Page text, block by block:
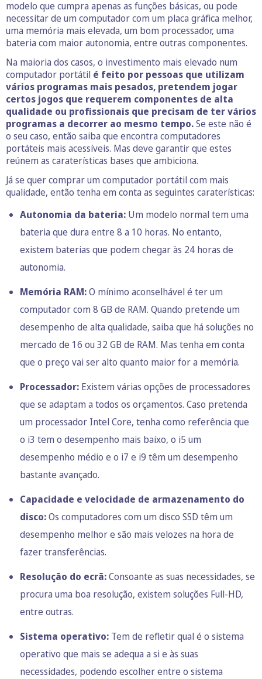
modelo que cumpra apenas as funções básicas, ou pode
necessitar de um computador com um placa gráfica melhor,
uma memória mais elevada, um bom processador, uma
bateria com maior autonomia, entre outras componentes.
Na maioria dos casos, o investimento mais elevado num
computador portátil é feito por pessoas que utilizam
vários programas mais pesados, pretendem jogar
certos jogos que requerem componentes de alta
qualidade ou profissionais que precisam de ter vários
programas a decorrer ao mesmo tempo.Se este não é
o seu caso, então saiba que encontra computadores
portáteis mais acessíveis. Mas deve garantir que estes
reúnem as caraterísticas bases que ambiciona.
Já se quer comprar um computador portátil com mais
qualidade, então tenha em conta as seguintes caraterísticas:
Autonomia da bateria: Um modelo normal tem uma
bateria que dura entre 8 a 10 horas. No entanto,
existem baterias que podem chegar às 24 horas de
autonomia.
Memória RAM:O mínimo aconselhável é ter um
computador com 8 GB de RAM. Quando pretende um
desempenho de alta qualidade, saiba que há soluções no
mercado de 16 ou 32 GB de RAM. Mas tenha em conta
que o preço vai ser alto quanto maior for a memória.
Processador: Existem várias opções de processadores
que se adaptam a todos os orçamentos. Caso pretenda
um processador Intel Core, tenha como referência que
o i3 tem o desempenho mais baixo, o i5 um
desempenho médio e o i7 e i9 têm um desempenho
bastante avançado.
Capacidade e velocidade de armazenamento do
disco:Os computadores com um disco SSD têm um
desempenho melhor e são mais velozes na hora de
fazer transferências.
Resolução do ecrã:Consoante as suas necessidades, se
procura uma boa resolução, existem soluções Full-HD,
entre outras.
Sistema operativo: Tem de refletir qual é o sistema
operativo que mais se adequa a si e às suas
necessidades, podendo escolher entre o sistema